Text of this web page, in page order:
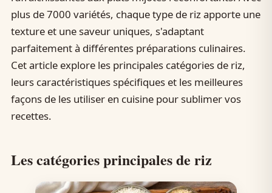
plus de 7000 variétés, chaque type de riz apporte une
texture et une saveur uniques, s'adaptant
parfaitement à différentes préparations culinaires.
Cet article explore les principales catégories de riz,
leurs caractéristiques spécifiques et les meilleures
façons de les utiliser en cuisine pour sublimer vos
recettes.
Les catégories principales de riz